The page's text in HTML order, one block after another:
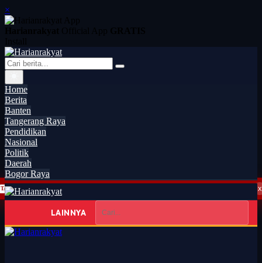
×
Home
Berita
Banten
Tangerang Raya
Pendidikan
Nasional
Politik
Daerah
Bogor Raya
LAINNYA
x
TANGERANG RAYA 08:21